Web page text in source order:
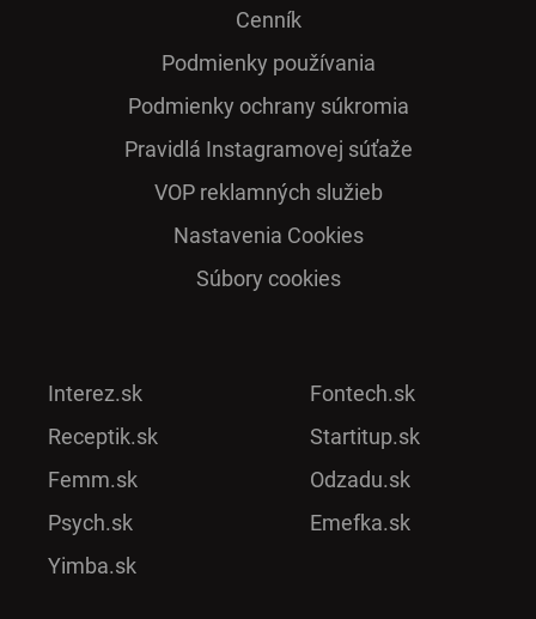
Cenník
Podmienky používania
Podmienky ochrany súkromia
Pra­vidlá Ins­ta­gra­mo­vej sú­ťaže
VOP reklamných služieb
Nastavenia Cookies
Súbory cookies
Interez.sk
Receptik.sk
Femm.sk
Psych.sk
Yimba.sk
Fontech.sk
Startitup.sk
Odzadu.sk
Emefka.sk